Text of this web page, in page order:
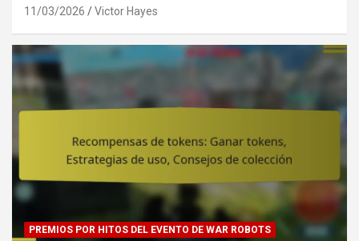
11/03/2026 Victor Hayes
PREMIOS POR HITOS DEL EVENTO DE WAR ROBOTS